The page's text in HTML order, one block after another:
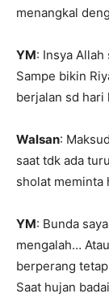
menangkal
YM: Insya
Sampe bikin
berjalan sd
Walsan:
saat tdk ada
sholat meminta
YM: Bunda
mengalah…
berperang
Saat hujan